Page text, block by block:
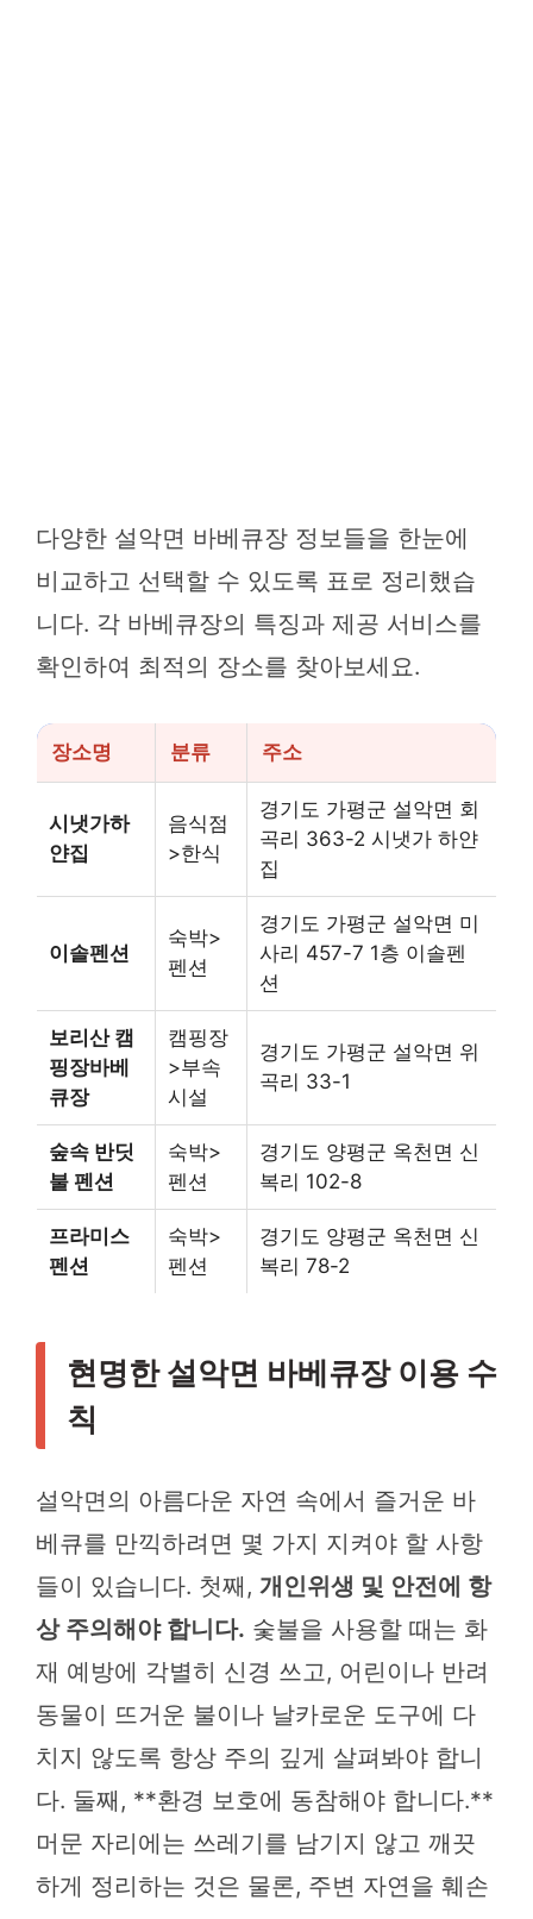
다양한 설악면 바베큐장 정보들을 한눈에
비교하고 선택할 수 있도록 표로 정리했습
니다. 각 바베큐장의 특징과 제공 서비스를
확인하여 최적의 장소를 찾아보세요.
장소명 분류 주소
시냇가하
얀집
음식점
>한식
경기도 가평군 설악면 회
곡리 363-2 시냇가 하얀
집
이솔펜션
숙박>
펜션
경기도 가평군 설악면 미
사리 457-7 1층 이솔펜
션
보리산 캠
핑장바베
큐장
캠핑장
>부속
시설
경기도 가평군 설악면 위
곡리 33-1
숲속 반딧
불 펜션
숙박>
펜션
경기도 양평군 옥천면 신
복리 102-8
프라미스
펜션
숙박>
펜션
경기도 양평군 옥천면 신
복리 78-2
현명한 설악면 바베큐장 이용 수
칙
설악면의 아름다운 자연 속에서 즐거운 바
베큐를 만끽하려면 몇 가지 지켜야 할 사항
들이 있습니다. 첫째, 개인위생 및 안전에 항
상 주의해야 합니다. 숯불을 사용할 때는 화
재 예방에 각별히 신경 쓰고, 어린이나 반려
동물이 뜨거운 불이나 날카로운 도구에 다
치지 않도록 항상 주의 깊게 살펴봐야 합니
다. 둘째, **환경 보호에 동참해야 합니다.**
머문 자리에는 쓰레기를 남기지 않고 깨끗
하게 정리하는 것은 물론, 주변 자연을 훼손